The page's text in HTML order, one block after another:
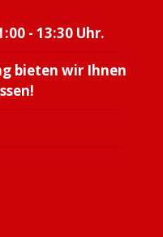
- 13:30 Uhr.
bieten wir Ihnen